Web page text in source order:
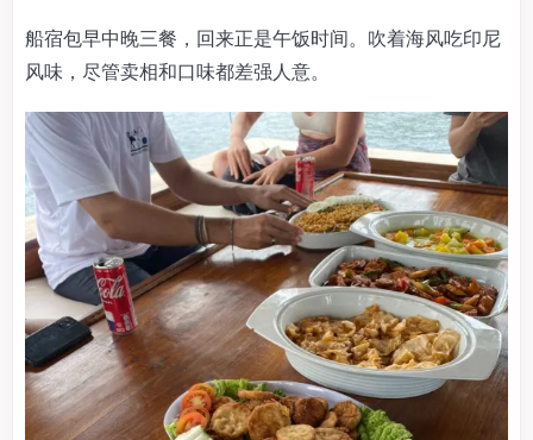
船宿包早中晚三餐，回来正是午饭时间。吹着海风吃印尼
风味，尽管卖相和口味都差强人意。